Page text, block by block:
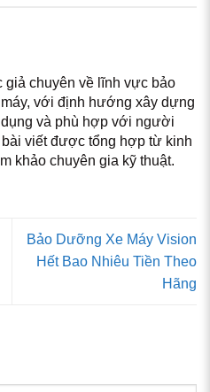
giả chuyên về lĩnh vực bảo
với định hướng xây dựng
và phù hợp với người
viết được tổng hợp từ kinh
khảo chuyên gia kỹ thuật.
Bảo Dưỡng Xe Máy Vision
Hết Bao Nhiêu Tiền Theo
Hãng